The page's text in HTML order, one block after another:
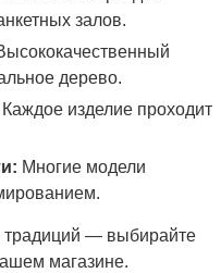
залов.
дерево.
Каждое изделие проходит
Многие модели
традиций — выбирайте
магазине.